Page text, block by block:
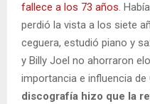
fallece a los 73 años.
perdió la vista a los siete
ceguera, estudió piano y
y Billy Joel no ahorraron
importancia e influencia de
discografía hizo que la